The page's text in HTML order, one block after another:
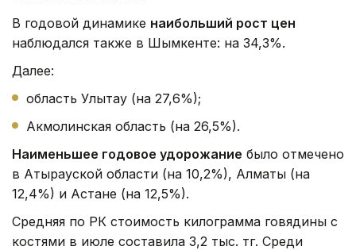
В годовой динамике наибольший рост цен
наблюдался также в Шымкенте: на 34,3%.
Далее:
область Улытау (на 27,6%);
Акмолинская область (на 26,5%).
Наименьшее годовое удорожание было отмечено
в Атырауской области (на 10,2%), Алматы (на
12,4%) и Астане (на 12,5%).
Средняя по РК стоимость килограмма говядины с
костями в июле составила 3,2 тыс. тг. Среди